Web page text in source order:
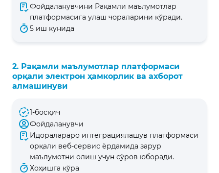
Фойдаланувчини Рақамли маълумотлар
платформасига улаш чораларини кўради.
5 иш кунида
2. Рақамли маълумотлар платформаси
орқали электрон ҳамкорлик ва ахборот
алмашинуви
1-босқич
Фойдаланувчи
Идоралараро интеграциялашув платформаси
орқали веб-сервис ёрдамида зарур
маълумотни олиш учун сўров юборади.
Хоҳишга кўра